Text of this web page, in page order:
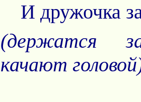
И дружочка
(держатся
качают